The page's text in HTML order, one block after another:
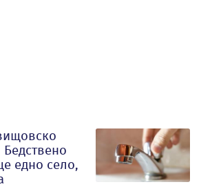
Бедствено
едно село,